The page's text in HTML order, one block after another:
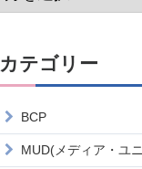
カテゴリー
BCP
MUD(メディア・ユ